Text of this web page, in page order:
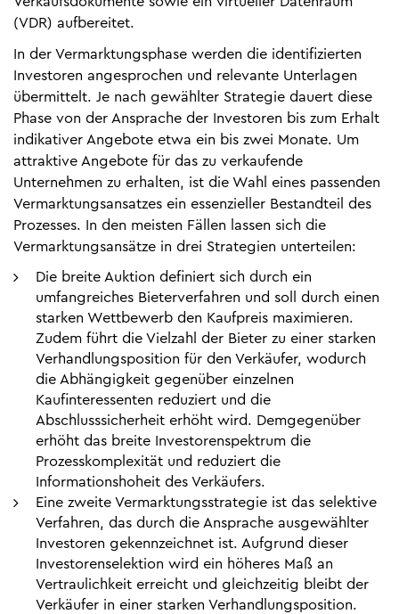
(VDR) aufbereitet.
In der Vermarktungsphase werden die identifizierten
Investoren angesprochen und relevante Unterlagen
übermittelt. Je nach gewählter Strategie dauert diese
Phase von der Ansprache der Investoren bis zum Erhalt
indikativer Angebote etwa ein bis zwei Monate. Um
attraktive Angebote für das zu verkaufende
Unternehmen zu erhalten, ist die Wahl eines passenden
Vermarktungsansatzes ein essenzieller Bestandteil des
Prozesses. In den meisten Fällen lassen sich die
Vermarktungsansätze in drei Strategien unterteilen:
Die breite Auktion definiert sich durch ein
umfangreiches Bieterverfahren und soll durch einen
starken Wettbewerb den Kaufpreis maximieren.
Zudem führt die Vielzahl der Bieter zu einer starken
Verhandlungsposition für den Verkäufer, wodurch
die Abhängigkeit gegenüber einzelnen
Kaufinteressenten reduziert und die
Abschlusssicherheit erhöht wird. Demgegenüber
erhöht das breite Investorenspektrum die
Prozesskomplexität und reduziert die
Informationshoheit des Verkäufers.
Eine zweite Vermarktungsstrategie ist das selektive
Verfahren, das durch die Ansprache ausgewählter
Investoren gekennzeichnet ist. Aufgrund dieser
Investorenselektion wird ein höheres Maß an
Vertraulichkeit erreicht und gleichzeitig bleibt der
Verkäufer in einer starken Verhandlungsposition.